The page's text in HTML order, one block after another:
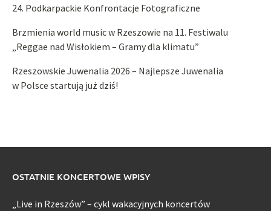
24. Podkarpackie Konfrontacje Fotograficzne
Brzmienia world music w Rzeszowie na 11. Festiwalu
„Reggae nad Wisłokiem – Gramy dla klimatu”
Rzeszowskie Juwenalia 2026 – Najlepsze Juwenalia
w Polsce startują już dziś!
OSTATNIE KONCERTOWE WPISY
„Live in Rzeszów” – cykl wakacyjnych koncertów